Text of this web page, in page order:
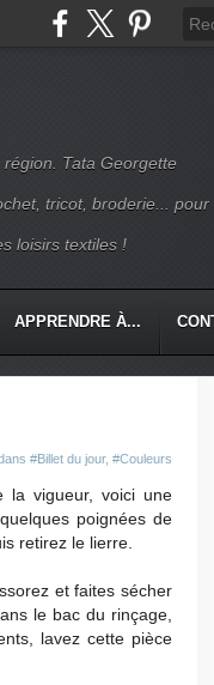
Tata Georgette
tricot, broderie... pour
loisirs textiles !
APPRENDRE À...
#Billet du jour, #Couleurs
la vigueur, voici une
poignées de
retirez le lierre.
et faites sécher
le bac du rinçage,
lavez cette pièce